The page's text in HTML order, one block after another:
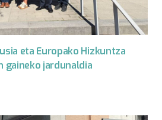
eta Europako Hizkuntza
gaineko jardunaldia